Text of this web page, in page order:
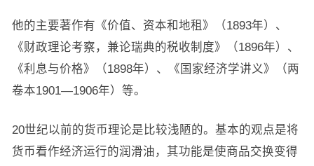
他的主要著作有《价值、资本和地租》（1893年）、
《财政理论考察，兼论瑞典的税收制度》（1896年）、
《利息与价格》（1898年）、《国家经济学讲义》（两
卷本1901—1906年）等。
20世纪以前的货币理论是比较浅陋的。基本的观点是将
货币看作经济运行的润滑油，其功能是使商品交换变得